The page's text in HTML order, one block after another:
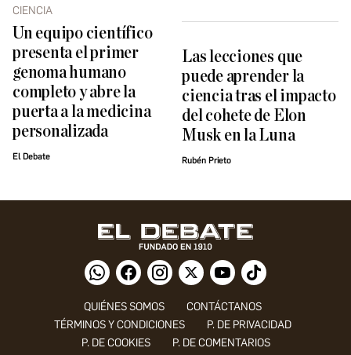
CIENCIA
Un equipo científico
presenta el primer
genoma humano
completo y abre la
puerta a la medicina
personalizada
El Debate
Las lecciones que
puede aprender la
ciencia tras el impacto
del cohete de Elon
Musk en la Luna
Rubén Prieto
QUIÉNES SOMOS
CONTÁCTANOS
TÉRMINOS Y CONDICIONES
P. DE PRIVACIDAD
P. DE COOKIES
P. DE COMENTARIOS